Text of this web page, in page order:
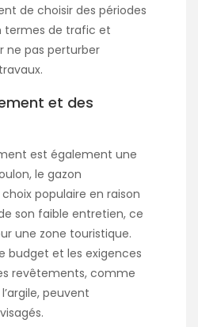
de choisir des périodes
termes de trafic et
ne pas perturber
et des
est également une
le gazon
populaire en raison
son faible entretien, ce
une zone touristique.
budget et les exigences
revêtements, comme
peuvent